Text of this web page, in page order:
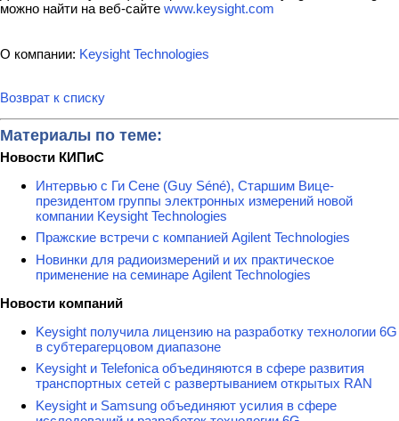
можно найти на веб-сайте www.keysight.com
О компании: Keysight Technologies
Возврат к списку
Материалы по теме:
Новости КИПиС
Интервью с Ги Сене (Guy Séné), Старшим Вице-
президентом группы электронных измерений новой
компании Keysight Technologies
Пражские встречи с компанией Agilent Technologies
Новинки для радиоизмерений и их практическое
применение на семинаре Agilent Technologies
Новости компаний
Keysight получила лицензию на разработку технологии 6G
в субтерагерцовом диапазоне
Keysight и Telefonica объединяются в сфере развития
транспортных сетей с развертыванием открытых RAN
Keysight и Samsung объединяют усилия в сфере